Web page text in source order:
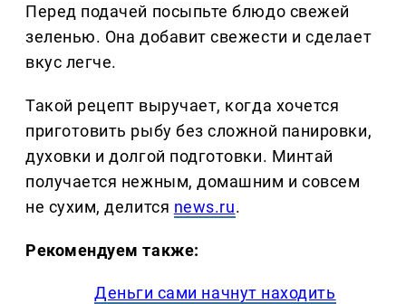
Перед подачей посыпьте блюдо свежей
зеленью. Она добавит свежести и сделает
вкус легче.
Такой рецепт выручает, когда хочется
приготовить рыбу без сложной панировки,
духовки и долгой подготовки. Минтай
получается нежным, домашним и совсем
не сухим, делится news.ru.
Рекомендуем также:
Деньги сами начнут находить